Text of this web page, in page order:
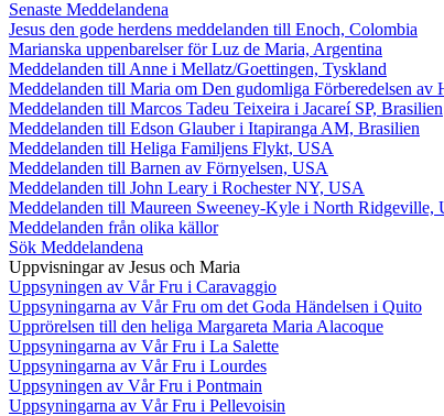
Senaste Meddelandena
Jesus den gode herdens meddelanden till Enoch, Colombia
Marianska uppenbarelser för Luz de Maria, Argentina
Meddelanden till Anne i Mellatz/Goettingen, Tyskland
Meddelanden till Maria om Den gudomliga Förberedelsen av
Meddelanden till Marcos Tadeu Teixeira i Jacareí SP, Brasilien
Meddelanden till Edson Glauber i Itapiranga AM, Brasilien
Meddelanden till Heliga Familjens Flykt, USA
Meddelanden till Barnen av Förnyelsen, USA
Meddelanden till John Leary i Rochester NY, USA
Meddelanden till Maureen Sweeney-Kyle i North Ridgeville,
Meddelanden från olika källor
Sök Meddelandena
Uppvisningar av Jesus och Maria
Uppsyningen av Vår Fru i Caravaggio
Uppsyningarna av Vår Fru om det Goda Händelsen i Quito
Upprörelsen till den heliga Margareta Maria Alacoque
Uppsyningarna av Vår Fru i La Salette
Uppsyningarna av Vår Fru i Lourdes
Uppsyningen av Vår Fru i Pontmain
Uppsyningarna av Vår Fru i Pellevoisin